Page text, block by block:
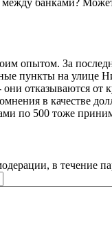
опытом. За
пункты на улице
они отказываются
в качестве
по 500 тоже
в течение